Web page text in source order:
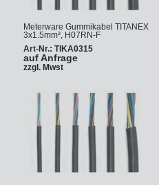
Meterware Gummikabel TITANEX
3x1.5mm², H07RN-F
Art-Nr.: TIKA0315
auf Anfrage
zzgl. Mwst